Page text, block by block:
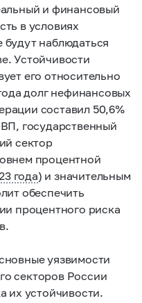
и финансовый
в условиях
наблюдаться
Устойчивости
его относительно
долг нефинансовых
составил 50,6%
государственный
сектор
процентной
года) и значительным
обеспечить
процентного риска
уязвимости
секторов России
их устойчивости.